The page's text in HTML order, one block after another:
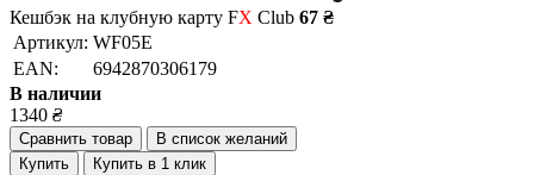
Кешбэк на клубную карту FX Club 67 ₴
Артикул: WF05E
EAN:
6942870306179
В наличии
1340 ₴
Сравнить товар
В список желаний
Купить
Купить в 1 клик